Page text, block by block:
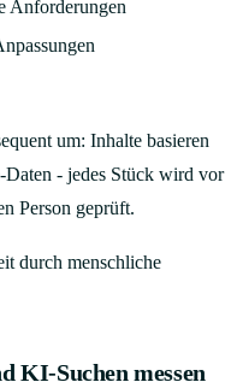
Anforderungen
um: Inhalte basieren
- jedes Stück wird vor
Person geprüft.
durch menschliche
KI-Suchen messen